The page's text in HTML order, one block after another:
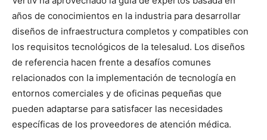
años de conocimientos en la industria para desarrollar
diseños de infraestructura completos y compatibles con
los requisitos tecnológicos de la telesalud. Los diseños
de referencia hacen frente a desafíos comunes
relacionados con la implementación de tecnología en
entornos comerciales y de oficinas pequeñas que
pueden adaptarse para satisfacer las necesidades
específicas de los proveedores de atención médica.